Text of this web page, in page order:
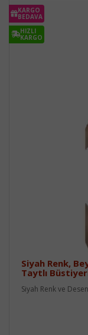
KARGO
BEDAVA
HIZLI
KARGO
Siyah Renk,
Taytlı
Siyah Renk ve